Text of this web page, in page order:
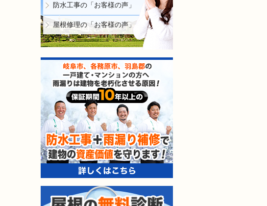
防水工事の「お客様の声」
屋根修理の「お客様の声」